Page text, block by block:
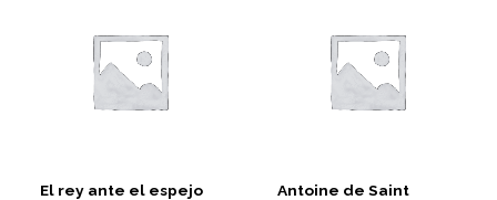
El rey ante el espejo Antoine de Saint